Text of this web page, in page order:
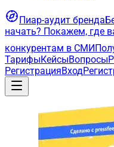
Пиар-аудит бренда
начать? Покажем, где
конкурентам в СМИ
ТарифыКейсыВопросы
РегистрацияВход